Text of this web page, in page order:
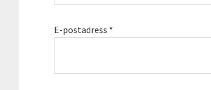
E-postadress *